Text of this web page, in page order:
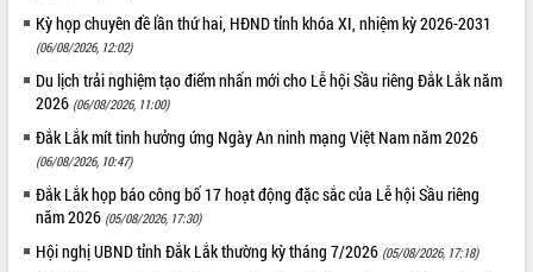
Kỳ họp chuyên đề lần thứ hai, HĐND tỉnh khóa XI, nhiệm kỳ 2026-2031
(06/08/2026, 12:02)
Du lịch trải nghiệm tạo điểm nhấn mới cho Lễ hội Sầu riêng Đắk Lắk năm
2026 (06/08/2026, 11:00)
Đắk Lắk mít tinh hưởng ứng Ngày An ninh mạng Việt Nam năm 2026
(06/08/2026, 10:47)
Đắk Lắk họp báo công bố 17 hoạt động đặc sắc của Lễ hội Sầu riêng
năm 2026 (05/08/2026, 17:30)
Hội nghị UBND tỉnh Đắk Lắk thường kỳ tháng 7/2026 (05/08/2026, 17:18)